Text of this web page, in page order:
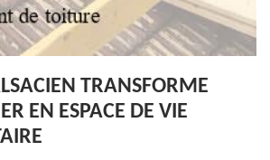
TRANSFORME
EN ESPACE DE VIE